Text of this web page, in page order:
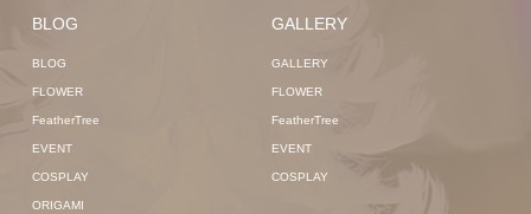
BLOG
BLOG
FLOWER
FeatherTree
EVENT
COSPLAY
ORIGAMI
GALLERY
GALLERY
FLOWER
FeatherTree
EVENT
COSPLAY